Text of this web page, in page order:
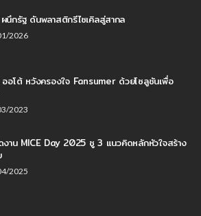
ผนึกรัฐ ดันพลาสติกรีไซเคิลสู่สากล
2026
อโต้ หวังครองใจ Fansumer ด้วยโซลูชันเพื่อ
2023
งาน MICE Day 2025 ชู 3 แนวคิดหลักหัวใจสร้าง
2025